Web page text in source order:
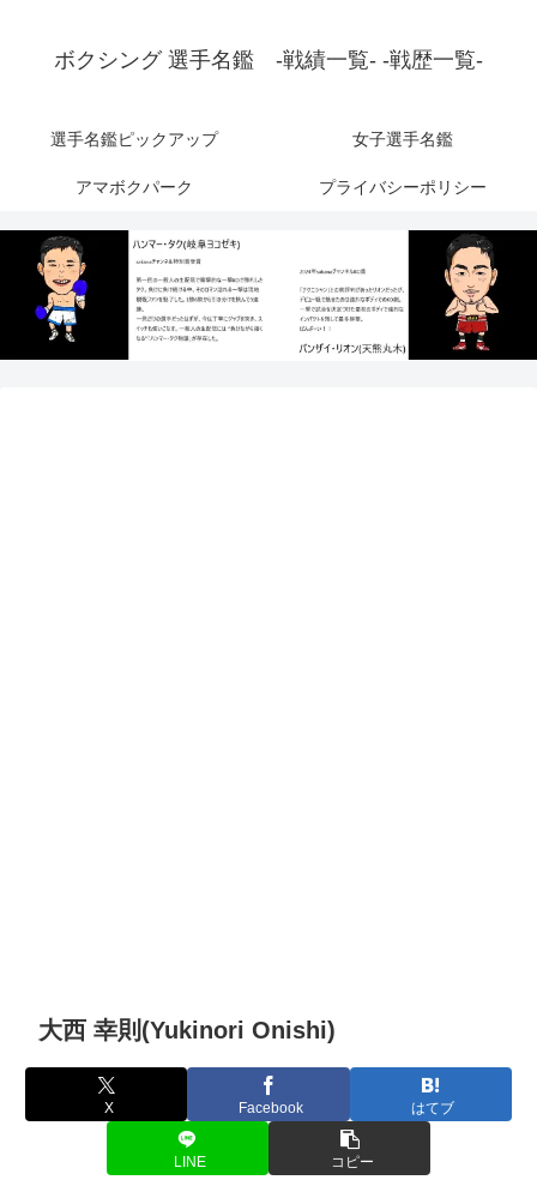
ボクシング 選手名鑑 -戦績一覧- -戦歴一覧-
選手名鑑ピックアップ 女子選手名鑑
アマボクパーク プライバシーポリシー
大西 幸則(Yukinori Onishi)
X Facebook はてブ
LINE コピー